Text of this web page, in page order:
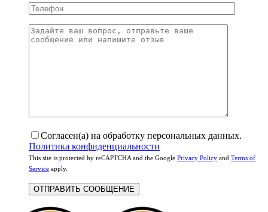
Согласен(а) на обработку персональных данных.
Политика конфиденциальности
This site is protected by reCAPTCHA and the Google Privacy Policy and Terms of
Service apply.